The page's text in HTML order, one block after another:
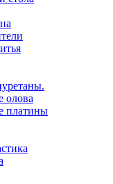
олова
платины